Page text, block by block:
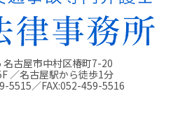
名古屋市中村区椿町7-20
／名古屋駅から徒歩1分
5515／FAX:052-459-5516